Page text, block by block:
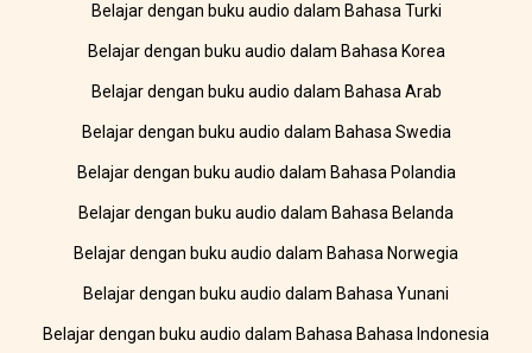
Belajar dengan buku audio dalam Bahasa Turki
Belajar dengan buku audio dalam Bahasa Korea
Belajar dengan buku audio dalam Bahasa Arab
Belajar dengan buku audio dalam Bahasa Swedia
Belajar dengan buku audio dalam Bahasa Polandia
Belajar dengan buku audio dalam Bahasa Belanda
Belajar dengan buku audio dalam Bahasa Norwegia
Belajar dengan buku audio dalam Bahasa Yunani
Belajar dengan buku audio dalam Bahasa Bahasa Indonesia